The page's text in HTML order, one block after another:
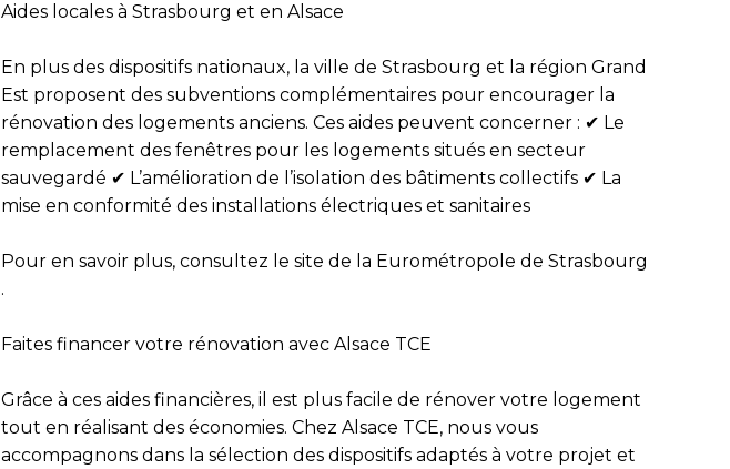
Aides locales à Strasbourg et en Alsace
En plus des dispositifs nationaux, la ville de Strasbourg et la région Grand
Est proposent des subventions complémentaires pour encourager la
rénovation des logements anciens. Ces aides peuvent concerner : ✔ Le
remplacement des fenêtres pour les logements situés en secteur
sauvegardé ✔ L’amélioration de l’isolation des bâtiments collectifs ✔ La
mise en conformité des installations électriques et sanitaires
Pour en savoir plus, consultez le site de la Eurométropole de Strasbourg
.
Faites financer votre rénovation avec Alsace TCE
Grâce à ces aides financières, il est plus facile de rénover votre logement
tout en réalisant des économies. Chez Alsace TCE, nous vous
accompagnons dans la sélection des dispositifs adaptés à votre projet et